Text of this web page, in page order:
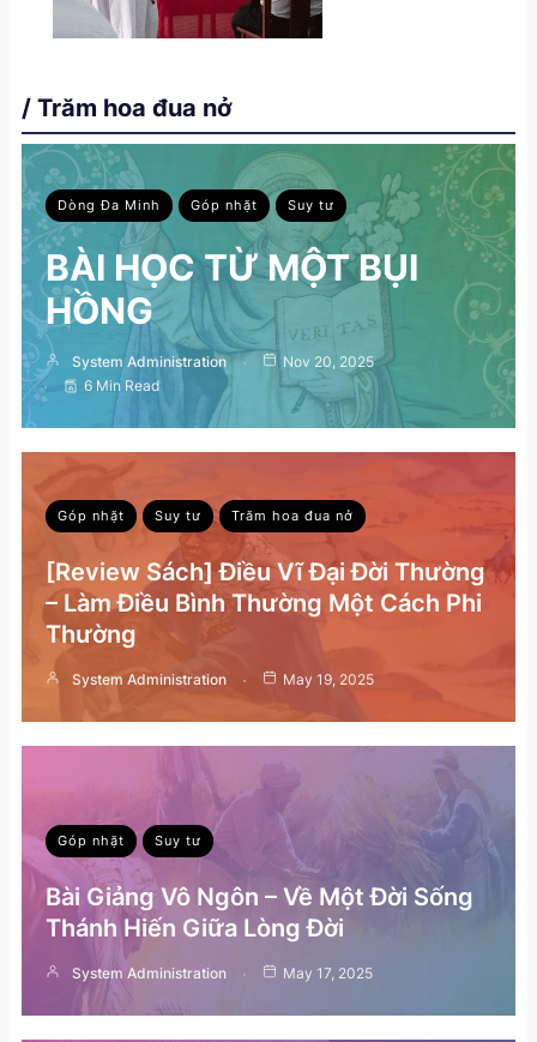
/ Trăm hoa đua nở
Dòng Đa Minh Góp nhặt Suy tư
BÀI HỌC TỪ MỘT BỤI
HỒNG
System Administration
Nov 20, 2025
6 Min Read
Góp nhặt Suy tư Trăm hoa đua nở
[Review Sách] Điều Vĩ Đại Đời Thường
– Làm Điều Bình Thường Một Cách Phi
Thường
System Administration May 19, 2025
Góp nhặt Suy tư
Bài Giảng Vô Ngôn – Về Một Đời Sống
Thánh Hiến Giữa Lòng Đời
System Administration May 17, 2025